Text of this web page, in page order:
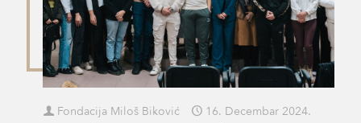
Fondacija Miloš Biković 16. Decembar 2024.